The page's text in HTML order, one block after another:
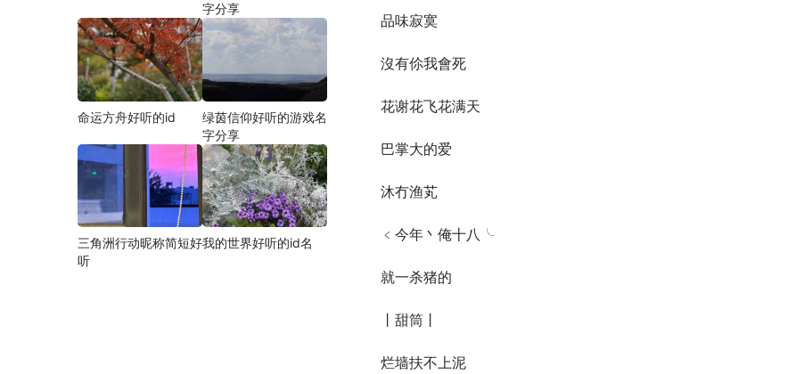
品味寂寞
沒有伱我會死
花谢花飞花满天
巴掌大的爱
沐冇渔芄
﹤今年丶俺十八╰
就一杀猪的
丨甜筒丨
烂墙扶不上泥
字分享
命运方舟好听的id
绿茵信仰好听的游戏名
字分享
三角洲行动昵称简短好
听
我的世界好听的id名